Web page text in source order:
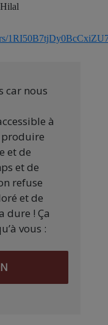
car nous
à
produire
et de
et de
refuse
et de
dure ! Ça
vous :